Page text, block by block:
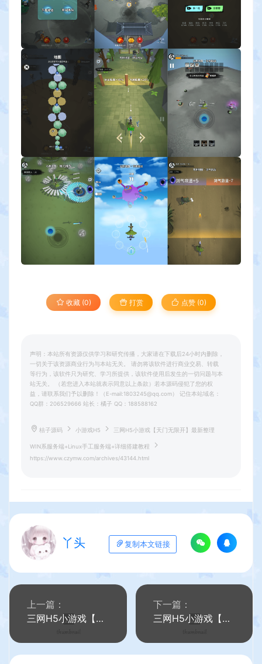
收藏 (0) 打赏 点赞 (0)
声明：本站所有资源仅供学习和研究传播，大家请在下载后24小时内删除，
一切关于该资源商业行为与本站无关。 请勿将该软件进行商业交易、转载
等行为，该软件只为研究、学习所提供，该软件使用后发生的一切问题与本
站无关。 （若您进入本站就表示同意以上条款）若本源码侵犯了您的权
益，请联系我们予以删除！（E-mail:1803245@qq.com） 记住本站域名：
QQ群：206529666 站长：橘子 QQ：188588162
桔子源码 小游戏H5 三网H5小游戏【天门无限开】最新整理
WIN系服务端+Linux手工服务端+详细搭建教程
https://www.czymw.com/archives/43144.html
丫头 复制本文链接
上一篇：
三网H5小游戏【噩梦宿舍】最新整理WIN系服务端+Linux手工服务端+详细搭建教程
下一篇：
三网H5小游戏【这次我很强】最新整理WIN系服务端+Linux手工服务端+详细搭建教程